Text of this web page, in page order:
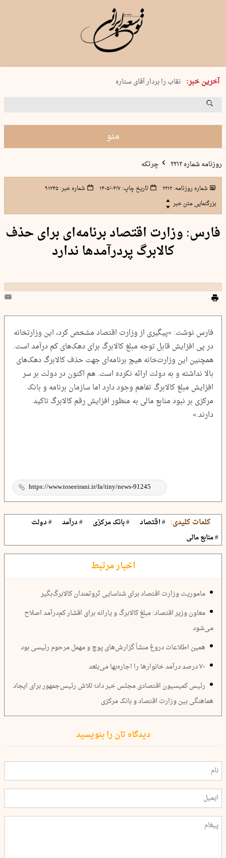
آخرین خبر:
پنجشنبه 15 مرداد 1405 شماره 2243
نقاب را بردار آقای ستاره
کدام فوتبال؟
منو
روزنامه شماره ۲۲۱۲ چرتکه
شماره روزنامه:۲۲۱۲ تاریخ چاپ:۱۴۰۵/۰۴/۷ شماره خبر:۹۱۲۴۵
بزرگنمایی متن خبر
فارس: وزارت‌ اقتصاد برنامه‌ای برای حذف
کالابرگ پردرآمد‌ها ندارد
فارس نوشت: «پیگیری از وزارت اقتصاد مشخص کرد، این وزارت‎خانه
در پی افزایش قابل توجه مبلغ کالابرگ برای دهک‌های کم درآمد است.
همچنین این وزارت‌خانه هیچ برنامه‌ای جهت حذف کالابرگ دهک‌های
بالا نداشته و به دولت ارائه نکرده است. هم اکنون در دولت بر سر
افزایش مبلغ کالابرگ تفاهم وجود دارد اما سازمان برنامه و بانک
مرکزی بر نبود منابع مالی به منظور افزایش رقم کالابرگ تاکید
دارند.»
کلمات کلیدی: # اقتصاد # بانک مرکزی # درآمد
# دولت
# منابع مالی
اخبار مرتبط
ماموریت وزارت اقتصاد برای شناسایی ثروتمندان کالابرگ‌بگیر
معاون وزیر اقتصاد: مبلغ کالابرگ و یارانه برای اقشار کم‌درآمد اصلاح
می‌شود
همین اطلاعات‌ دروغ منشأ گزارش‌های پوچ و مهمل مرحوم رئیسی بود
۷۰ درصد درآمد خانوار‌ها را اجاره‌بها می‌بلعد
رئیس کمیسیون اقتصادی مجلس خبر داد؛ تلاش رئیس‌جمهور برای ایجاد
هماهنگی‌ بین وزارت اقتصاد و بانک مرکزی
دیدگاه تان را بنویسید